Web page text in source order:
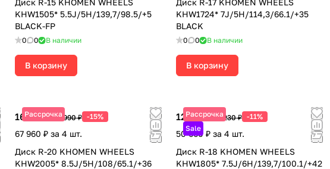
Диск R-15 KHOMEN WHEELS
KHW1505* 5.5J/5H/139,7/98.5/+5
BLACK-FP
0 0 В наличии
В корзину
Диск R-17 KHOMEN WHEELS
KHW1724* 7J/5H/114,3/66.1/+35
BLACK
0 0 В наличии
В корзину
Рассрочка
16 990 ₽19 990 ₽ -15%
67 960 ₽ за 4 шт.
Диск R-20 KHOMEN WHEELS
KHW2005* 8.5J/5H/108/65.1/+36
Рассрочка
Sale
12 665 ₽14 230 ₽ -11%
50 660 ₽ за 4 шт.
Диск R-18 KHOMEN WHEELS
KHW1805* 7.5J/6H/139,7/100.1/+42